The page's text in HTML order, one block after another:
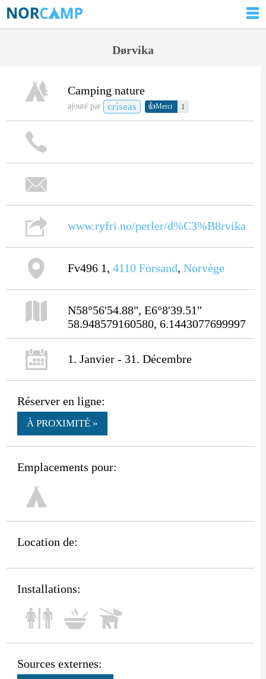
Dørvika
Camping nature
ajouté par criseas 👍Merci 1
www.ryfri.no/perler/d%C3%B8rvika
Fv496 1, 4110 Forsand, Norvège
N58°56'54.88", E6°8'39.51"
58.948579160580, 6.1443077699997
1. Janvier - 31. Décembre
Réserver en ligne:
À PROXIMITÉ »
Emplacements pour:
Location de:
Installations:
Sources externes: